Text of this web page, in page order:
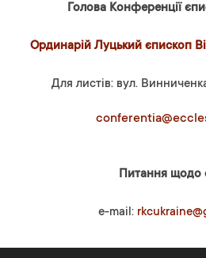
Голова Конференції
Ординарій Луцький єпископ
Для листів: вул.
Питання щодо
e-mail: